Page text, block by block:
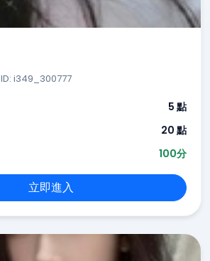
ID: i349_300777
5 點
20 點
100分
立即進入